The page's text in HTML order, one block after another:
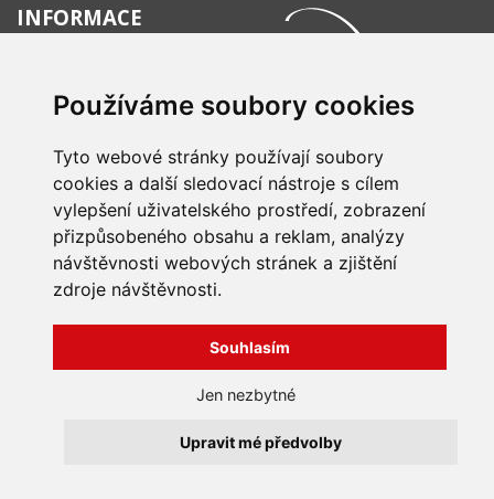
Používáme soubory cookies
Tyto webové stránky používají soubory
cookies a další sledovací nástroje s cílem
vylepšení uživatelského prostředí, zobrazení
přizpůsobeného obsahu a reklam, analýzy
návštěvnosti webových stránek a zjištění
zdroje návštěvnosti.
Souhlasím
Jen nezbytné
Upravit mé předvolby
INFORMACE
osobních údajů
O nás
Kontakt
Reklamace, odstoupení od
smlouvy
Všechna práva vyhrazena
Bravura s.r.o. © 2026
profesionální webové stránky: triangl web